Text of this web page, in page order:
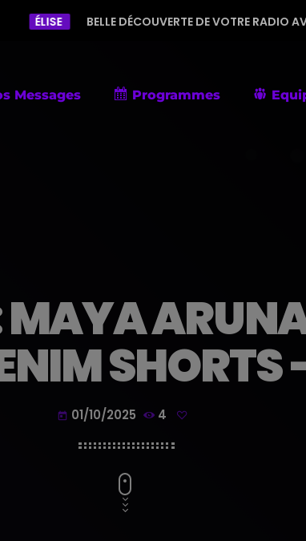
BELLE DÉCOUVERTE DE VOTRE RADIO AVEC UNE
Messages Programmes
SHORTS
today 01/10/2025 4